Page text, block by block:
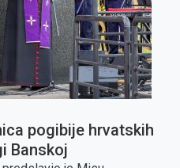
pogibije hrvatskih
Banskoj